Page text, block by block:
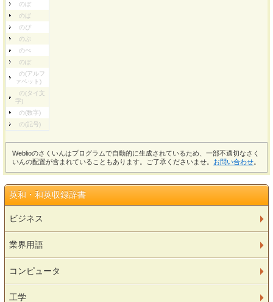
のぼ
のぱ
のぴ
のぷ
のぺ
のぽ
の(アルフ
ァベット)
の(タイ文
字)
の(数字)
の(記号)
Weblioのさくいんはプログラムで自動的に生成されているため、一部不適切なさく
いんの配置が含まれていることもあります。ご了承くださいませ。 お問い合わせ
英和・和英収録辞書
ビジネス
業界用語
コンピュータ
工学